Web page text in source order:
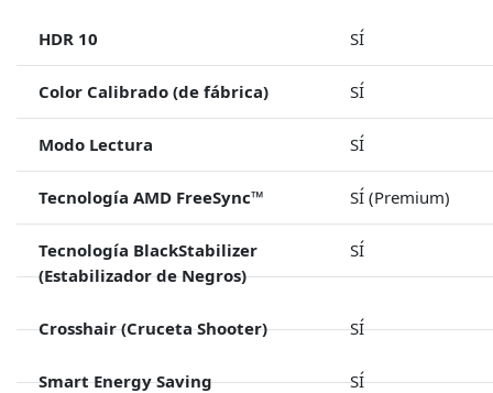
HDR 10 SÍ
Color Calibrado (de fábrica) SÍ
Modo Lectura SÍ
Tecnología AMD FreeSync™ SÍ (Premium)
Tecnología BlackStabilizer
(Estabilizador de Negros)
SÍ
Crosshair (Cruceta Shooter) SÍ
Smart Energy Saving SÍ